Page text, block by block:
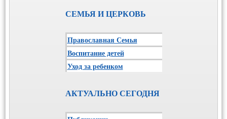
СЕМЬЯ И ЦЕРКОВЬ
Православная Семья
Воспитание детей
Уход за ребенком
АКТУАЛЬНО СЕГОДНЯ